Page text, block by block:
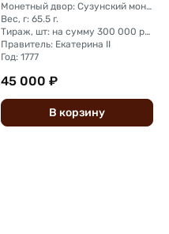
Монетный двор: Сузунский монетный двор (Сибирь)
Вес, г: 65.5 г.
Тираж, шт: на сумму 300 000 рублей (сумма 10 копеек + 5 копеек +2 копейки + 1 копейка + денга + полушка)
Правитель: Екатерина II
Год: 1777
45 000 ₽
В корзину